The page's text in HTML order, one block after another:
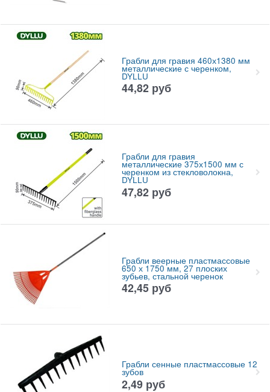
Грабли для гравия 460х1380 мм
металлические с черенком,
DYLLU
44,82 руб
Грабли для гравия
металлические 375х1500 мм с
черенком из стекловолокна,
DYLLU
47,82 руб
Грабли веерные пластмассовые
650 х 1750 мм, 27 плоских
зубьев, стальной черенок
42,45 руб
Грабли сенные пластмассовые 12
зубов
2,49 руб